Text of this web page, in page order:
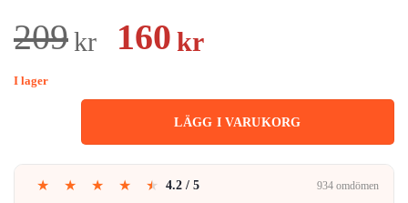
209kr
Det
priset
var:
209kr.
160 krDet
priset
är:
I lager
LÄGG I VARUKORG
★ ★ ★ ★ ★ 4.2 / 5 934 omdömen